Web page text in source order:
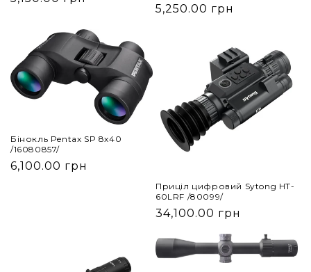
5,250.00 грн
Бінокль Pentax SP 8х40
/16080857/
6,100.00 грн
Приціл цифровий Sytong HT-
60LRF /80099/
34,100.00 грн